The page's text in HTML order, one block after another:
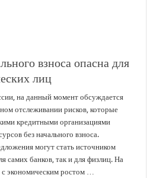
взноса опасна для
лиц
на данный момент обсуждается
отслеживании рисков, которые
кредитными организациями
без начального взноса.
могут стать источником
самих банков, так и для физлиц. На
с экономическим ростом …